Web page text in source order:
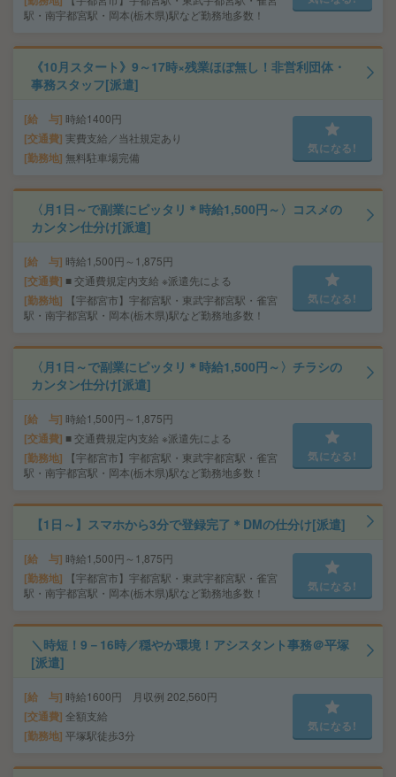
駅・南宇都宮駅・岡本(栃木県)駅など勤務地多数！
《10月スタート》9～17時×残業ほぼ無し！非営利団体・
事務スタッフ[派遣]
給 与 時給1400円
交通費 実費支給／当社規定あり
勤務地 無料駐車場完備
気になる!
〈月1日～で副業にピッタリ＊時給1,500円～〉コスメの
カンタン仕分け[派遣]
給 与 時給1,500円～1,875円
交通費 ■ 交通費規定内支給 ※派遣先による
勤務地
【宇都宮市】宇都宮駅・東武宇都宮駅・雀宮
駅・南宇都宮駅・岡本(栃木県)駅など勤務地多数！
気になる!
〈月1日～で副業にピッタリ＊時給1,500円～〉チラシの
カンタン仕分け[派遣]
給 与 時給1,500円～1,875円
交通費 ■ 交通費規定内支給 ※派遣先による
勤務地
【宇都宮市】宇都宮駅・東武宇都宮駅・雀宮
駅・南宇都宮駅・岡本(栃木県)駅など勤務地多数！
気になる!
【1日～】スマホから3分で登録完了＊DMの仕分け[派遣]
給 与 時給1,500円～1,875円
勤務地
【宇都宮市】宇都宮駅・東武宇都宮駅・雀宮
駅・南宇都宮駅・岡本(栃木県)駅など勤務地多数！
気になる!
＼時短！9－16時／穏やか環境！アシスタント事務＠平塚
[派遣]
給 与 時給1600円 月収例 202,560円
交通費 全額支給
勤務地 平塚駅徒歩3分
気になる!